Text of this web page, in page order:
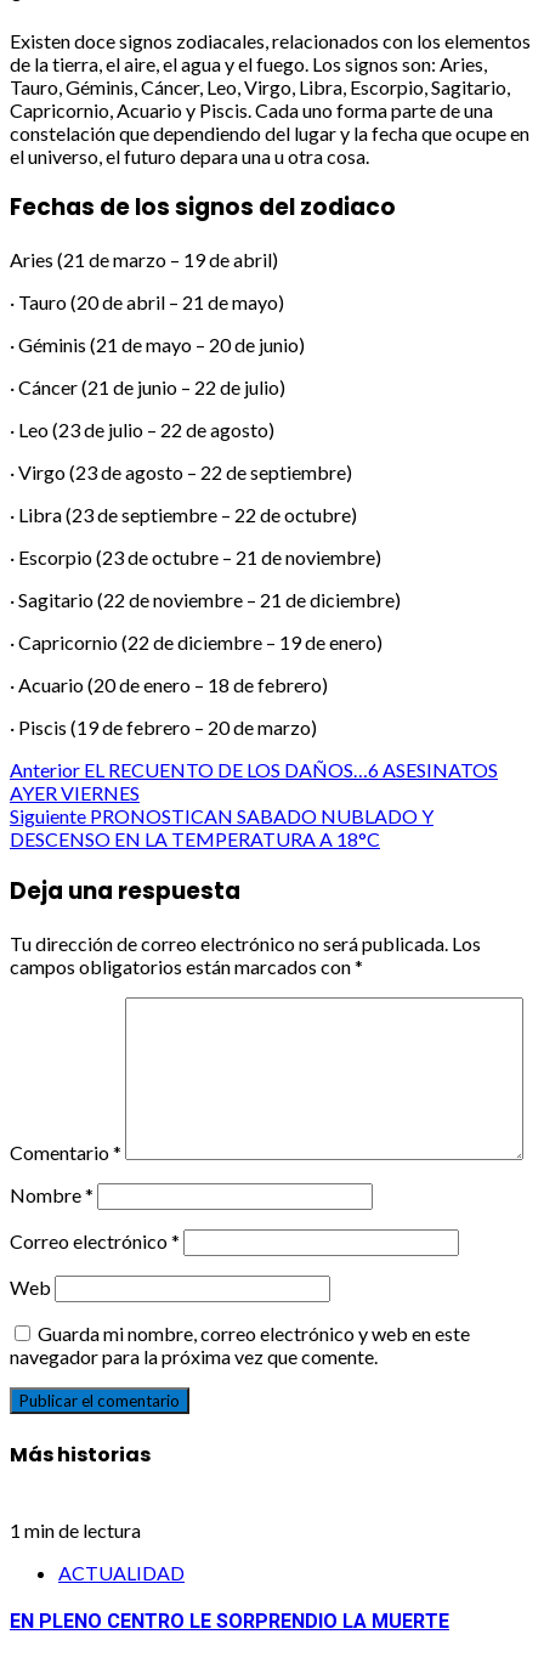
Existen doce signos zodiacales, relacionados con los elementos
de la tierra, el aire, el agua y el fuego. Los signos son: Aries,
Tauro, Géminis, Cáncer, Leo, Virgo, Libra, Escorpio, Sagitario,
Capricornio, Acuario y Piscis. Cada uno forma parte de una
constelación que dependiendo del lugar y la fecha que ocupe en
el universo, el futuro depara una u otra cosa.
Fechas de los signos del zodiaco
Aries (21 de marzo – 19 de abril)
· Tauro (20 de abril – 21 de mayo)
· Géminis (21 de mayo – 20 de junio)
· Cáncer (21 de junio – 22 de julio)
· Leo (23 de julio – 22 de agosto)
· Virgo (23 de agosto – 22 de septiembre)
· Libra (23 de septiembre – 22 de octubre)
· Escorpio (23 de octubre – 21 de noviembre)
· Sagitario (22 de noviembre – 21 de diciembre)
· Capricornio (22 de diciembre – 19 de enero)
· Acuario (20 de enero – 18 de febrero)
· Piscis (19 de febrero – 20 de marzo)
Post
navigation
Anterior EL RECUENTO DE LOS DAÑOS…6 ASESINATOS
AYER VIERNES
Siguiente PRONOSTICAN SABADO NUBLADO Y
DESCENSO EN LA TEMPERATURA A 18°C
Deja una respuesta
Tu dirección de correo electrónico no será publicada. Los
campos obligatorios están marcados con*
Comentario*
Nombre*
Correo electrónico*
Web
Guarda mi nombre, correo electrónico y web en este
navegador para la próxima vez que comente.
Más historias
1 min de lectura
ACTUALIDAD
EN PLENO CENTRO LE SORPRENDIO LA MUERTE